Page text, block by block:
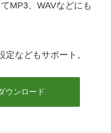
MP3、WAVなどにも
定などもサポート。
ウンロード